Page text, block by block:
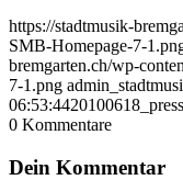
https://stadtmusik-
SMB-Homepage-7-
bremgarten.ch/wp-
7-1.png
06:53:44
0 Kommentare
Dein Kommentar